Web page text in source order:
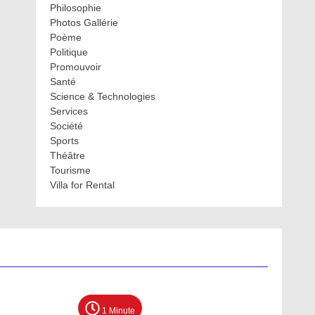
Philosophie
Photos Gallérie
Poème
Politique
Promouvoir
Santé
Science & Technologies
Services
Société
Sports
Théâtre
Tourisme
Villa for Rental
1 Minute